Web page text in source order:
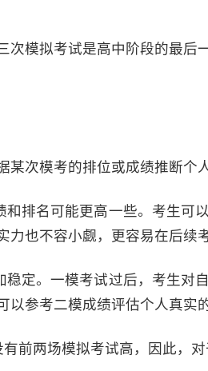
模拟考试是高中阶段的最后
次模考的排位或成绩推断个
排名可能更高一些。考生可
也不容小觑，更容易在后续
定。一模考试过后，考生
参考二模成绩评估个人真实
前两场模拟考试高，因此，